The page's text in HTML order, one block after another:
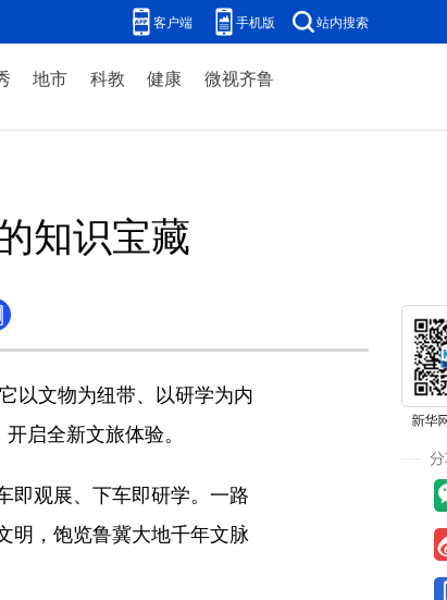
客户端 手机版 站内搜索
地市 科教 健康 微视齐鲁
知识宝藏
以文物为纽带、以研学为内
启全新文旅体验。
观展、下车即研学。一路
明，饱览鲁冀大地千年文脉